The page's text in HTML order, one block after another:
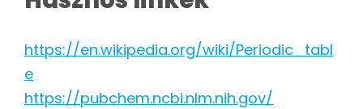
https://en.wikipedia.org/wiki/Periodic_tabl
e
https://pubchem.ncbi.nlm.nih.gov/